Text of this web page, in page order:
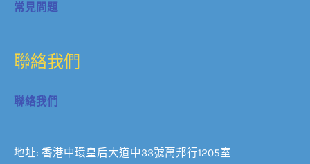
常見問題
聯絡我們
聯絡我們
地址: 香港中環皇后大道中33號萬邦行1205室